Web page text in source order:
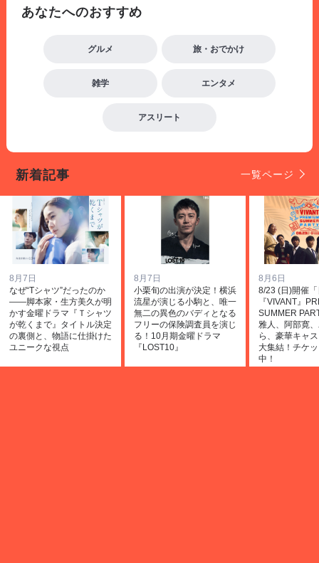
あなたへのおすすめ
グルメ 旅・おでかけ
雑学 エンタメ
アスリート
新着記事 一覧ページ
8月7日
なぜ“Tシャツ”だったのか
――脚本家・生方美久が明
かす金曜ドラマ『Ｔシャツ
が乾くまで』タイトル決定
の裏側と、物語に仕掛けた
ユニークな視点
8月7日
小栗旬の出演が決定！横浜
流星が演じる小駒と、唯一
無二の異色のバディとなる
フリーの保険調査員を演じ
る！10月期金曜ドラマ
『LOST10』
8月6日
8/23 (日)開催
『VIVANT』
SUMMER
雅人、阿部寛
ら、豪華キャ
大集結！チケ
中！